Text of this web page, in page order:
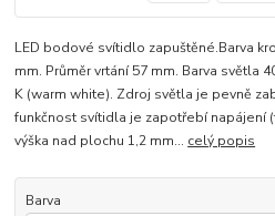
LED bodové svítidlo zapuštěné.Barva
mm. Průměr vrtání 57 mm. Barva světla
K (warm white). Zdroj světla je pevně
funkčnost svítidla je zapotřebí napájení
výška nad plochu 1,2 mm... celý popis
Barva